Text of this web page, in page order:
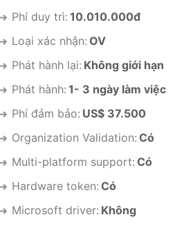
Phí duy trì: 10.010.000đ
Loại xác nhận: OV
Phát hành lại: Không giới hạn
Phát hành: 1- 3 ngày làm việc
Phí đảm bảo: US$ 37.500
Organization Validation: Có
Multi-platform support: Có
Hardware token: Có
Microsoft driver: Không